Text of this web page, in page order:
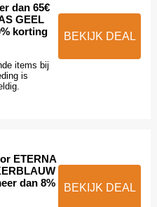
dan 65€
GEEL
korting
items bij
is
BEKIJK DEAL
ETERNA
dan 8%
BEKIJK DEAL